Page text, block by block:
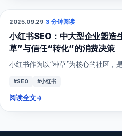
SEO
2025.09.29·3 分钟阅读
小红书SEO：中大型企业塑造
草”与信任“转化”的消费决策
小红书作为以“种草”为核心的社区，
#SEO #小红书
阅读全文→